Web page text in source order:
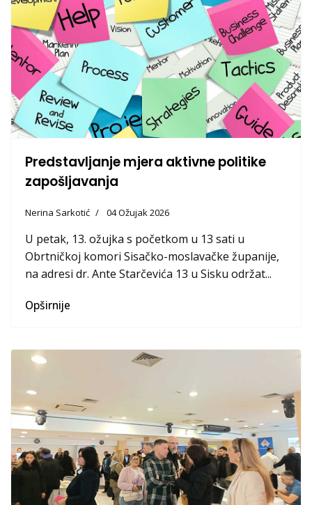
Predstavljanje mjera aktivne politike
zapošljavanja
Nerina Sarkotić 04 Ožujak 2026
U petak, 13. ožujka s početkom u 13 sati u
Obrtničkoj komori Sisačko-moslavačke županije,
na adresi dr. Ante Starčevića 13 u Sisku održat...
Opširnije